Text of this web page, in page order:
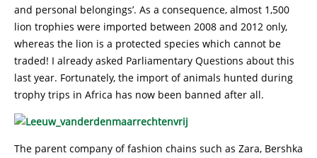
and personal belongings’. As a consequence, almost 1,500
lion trophies were imported between 2008 and 2012 only,
whereas the lion is a protected species which cannot be
traded! I already asked Parliamentary Questions about this
last year. Fortunately, the import of animals hunted during
trophy trips in Africa has now been banned after all.
The parent company of fashion chains such as Zara, Bershka